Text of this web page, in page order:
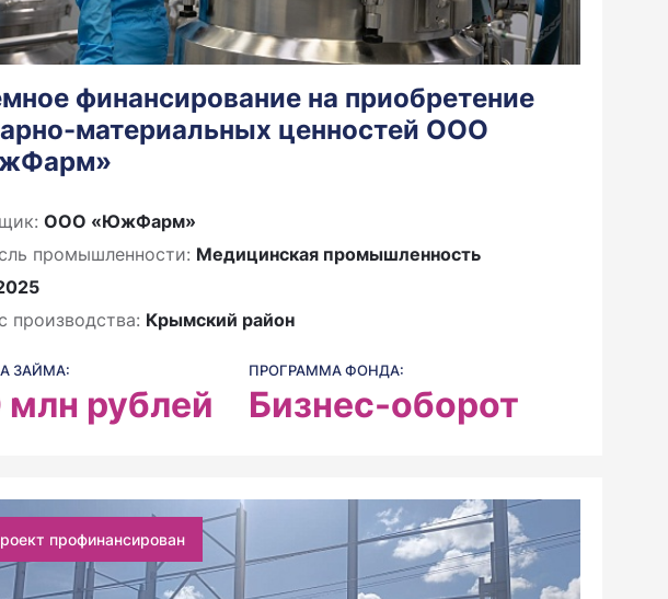
финансирование на приобретение
материальных ценностей ООО
ООО «ЮжФарм»
промышленности: Медицинская промышленность
производства: Крымский район
ЗАЙМА:
млн рублей
ПРОГРАММА ФОНДА:
Бизнес-оборот
профинансирован